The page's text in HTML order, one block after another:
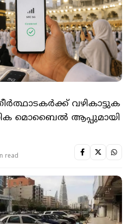
വഴികാട്ടുക
മൊബൈൽ ആപ്പുമായി
read